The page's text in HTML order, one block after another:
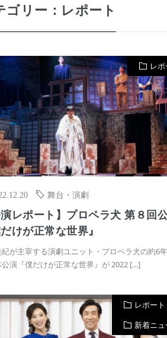
ゴリー：レポート
レポ
舞台・演劇
演レポート】プロペラ犬 第８回
だけが正常な世界』
が主宰する演劇ユニット・プロペラ犬の約6
公演『僕だけが正常な世界』が 2022 […]
レポート
新着ニュ